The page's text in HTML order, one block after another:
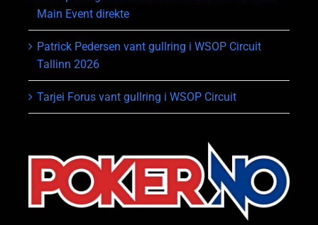
Main Event direkte
Patrick Pedersen vant gullring i WSOP Circuit
Tallinn 2026
Tarjei Forus vant gullring i WSOP Circuit